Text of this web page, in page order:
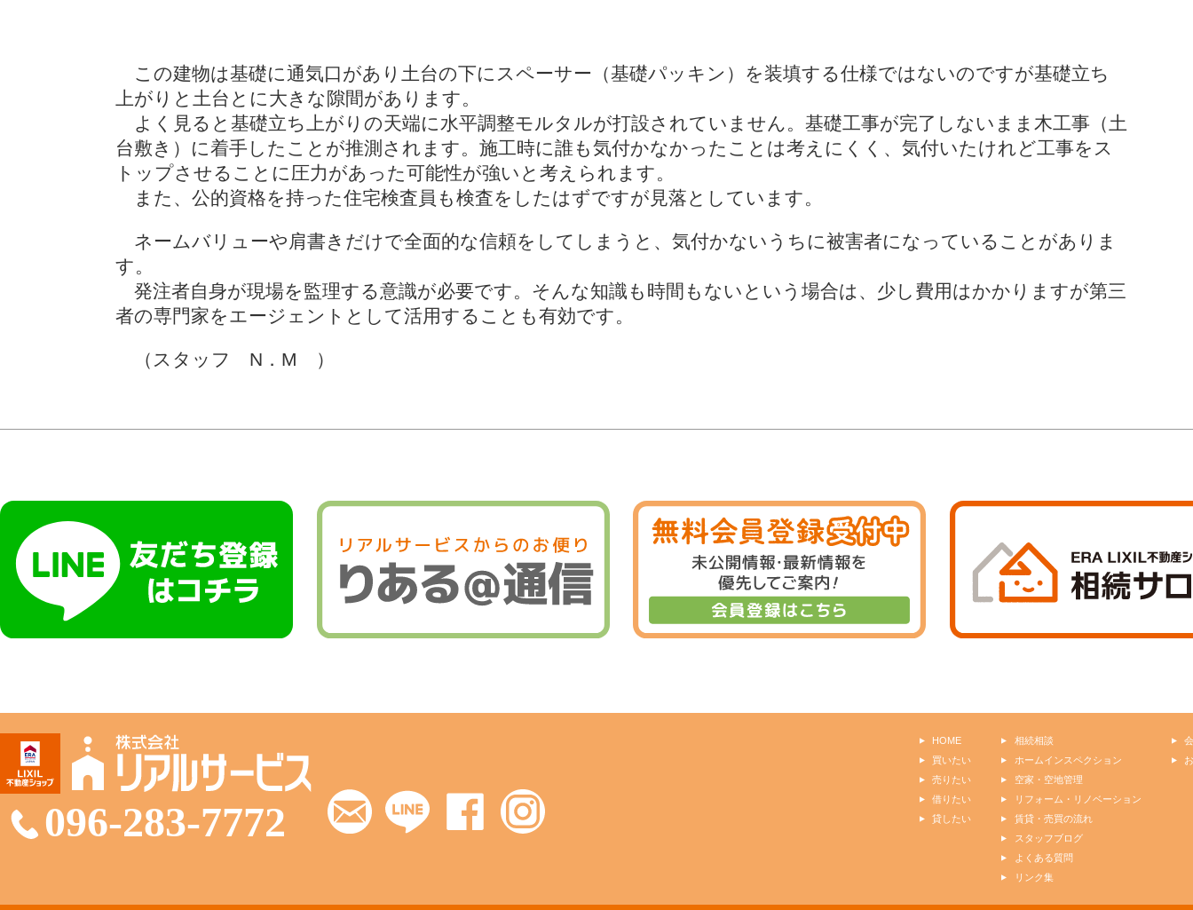
この建物は基礎に通気口があり土台の下にスペーサー（基礎パッキン）を装填する仕様ではないのですが基礎立ち
上がりと土台とに大きな隙間があります。
よく見ると基礎立ち上がりの天端に水平調整モルタルが打設されていません。基礎工事が完了しないまま木工事（土
台敷き）に着手したことが推測されます。施工時に誰も気付かなかったことは考えにくく、気付いたけれど工事をス
トップさせることに圧力があった可能性が強いと考えられます。
また、公的資格を持った住宅検査員も検査をしたはずですが見落としています。
ネームバリューや肩書きだけで全面的な信頼をしてしまうと、気付かないうちに被害者になっていることがありま
す。
発注者自身が現場を監理する意識が必要です。そんな知識も時間もないという場合は、少し費用はかかりますが第三
者の専門家をエージェントとして活用することも有効です。
（スタッフ N．M ）
096-283-7772
HOME
買いたい
売りたい
借りたい
貸したい
相続相談
ホームインスペクション
空家・空地管理
リフォーム・リノベーション
賃貸・売買の流れ
スタッフブログ
よくある質問
リンク集